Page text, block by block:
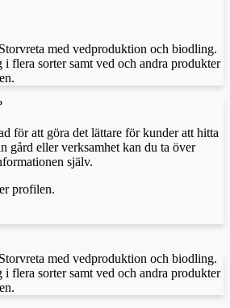
med vedproduktion och biodling.
flera sorter samt ved och andra produkter
för att göra det lättare för kunder att hitta
gård eller verksamhet kan du ta över
själv.
profilen.
med vedproduktion och biodling.
flera sorter samt ved och andra produkter